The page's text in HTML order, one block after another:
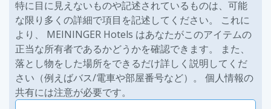
特に目に見えないものや記述されているものは、可能
な限り多くの詳細で項目を記述してください。 これに
より、 MEININGER Hotels はあなたがこのアイテムの
正当な所有者であるかどうかを確認できます。 また、
落とし物をした場所をできるだけ詳しく説明してくだ
さい（例えばバス/電車や部屋番号など）。 個人情報の
共有には注意が必要です。